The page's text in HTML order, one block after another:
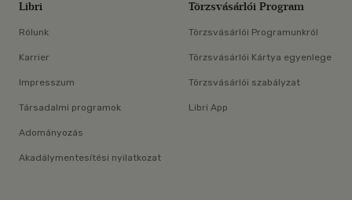
Libri
Rólunk
Karrier
Impresszum
Társadalmi programok
Adományozás
Akadálymentesítési nyilatkozat
Törzsvásárlói Program
Törzsvásárlói Programunkról
Törzsvásárlói Kártya egyenlege
Törzsvásárlói szabályzat
Libri App